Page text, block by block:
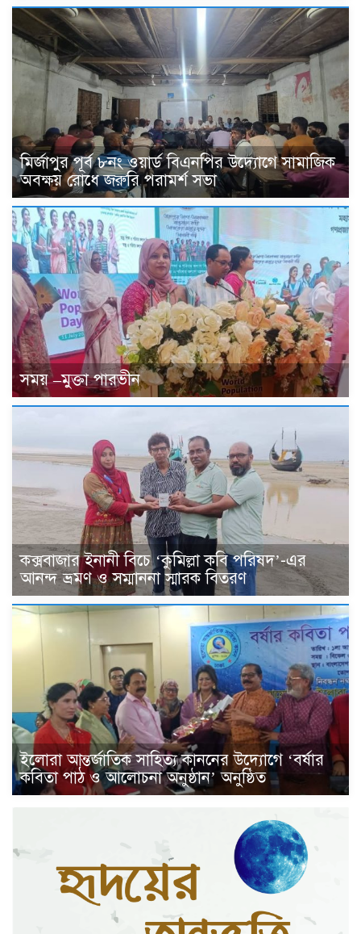
মির্জাপুর পূর্ব ৮নং ওয়ার্ড বিএনপির উদ্যোগে সামাজিক
অবক্ষয় রোধে জরুরি পরামর্শ সভা
সময় –মুক্তা পারভীন
কক্সবাজার ইনানী বিচে ‘কুমিল্লা কবি পরিষদ’-এর
আনন্দ ভ্রমণ ও সম্মাননা স্মারক বিতরণ
ইলোরা আন্তর্জাতিক সাহিত্য কাননের উদ্যোগে ‘বর্ষার
কবিতা পাঠ ও আলোচনা অনুষ্ঠান’ অনুষ্ঠিত